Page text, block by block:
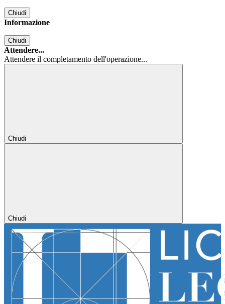
Chiudi
Informazione
Chiudi
Attendere...
Attendere il completamento dell'operazione...
Chiudi
Chiudi